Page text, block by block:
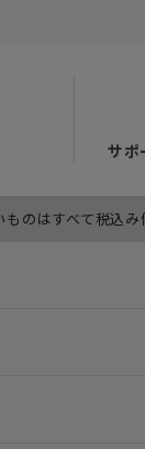
サポ
のはすべて税込み